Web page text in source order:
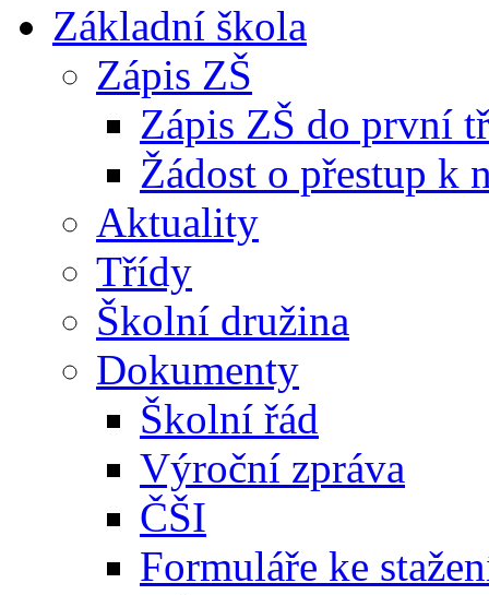
Základní škola
Zápis ZŠ
Zápis ZŠ do první
Žádost o přestup k
Aktuality
Třídy
Školní družina
Dokumenty
Školní řád
Výroční zpráva
ČŠI
Formuláře ke